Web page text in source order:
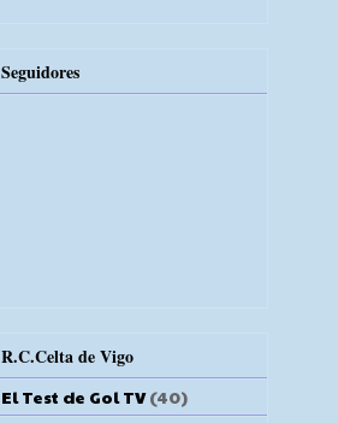
Seguidores
R.C.Celta de Vigo
El Test de Gol TV (40)